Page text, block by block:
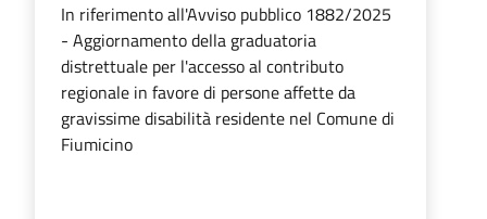
In riferimento all'Avviso pubblico 1882/2025
- Aggiornamento della graduatoria
distrettuale per l'accesso al contributo
regionale in favore di persone affette da
gravissime disabilità residente nel Comune di
Fiumicino